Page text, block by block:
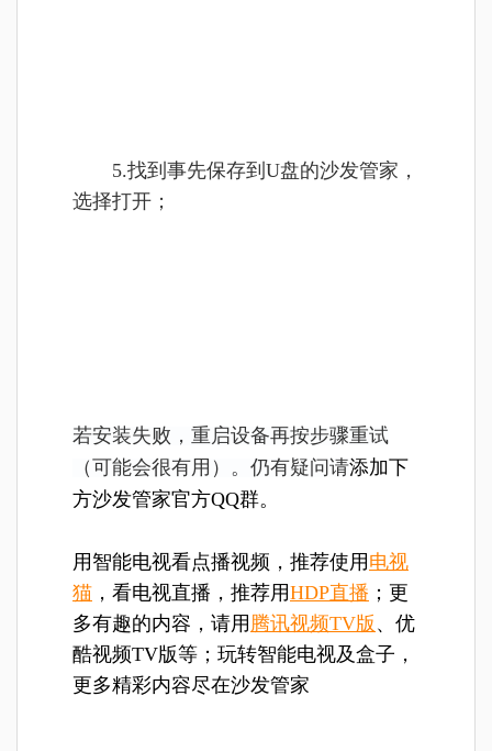
5.找到事先保存到U盘的沙发管家，
选择打开；
若安装失败，重启设备再按步骤重试
（可能会很有用）。仍有疑问请添加下
方沙发管家官方QQ群。
用智能电视看点播视频，推荐使用 电视
猫 ，看电视直播，推荐用HDP直播 ；更
多有趣的内容，请用 腾讯视频TV版 、优
酷视频TV版等；玩转智能电视及盒子，
更多精彩内容尽在沙发管家